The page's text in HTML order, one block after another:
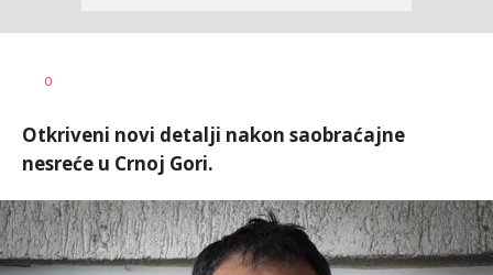
AUTOR
0
Otkriveni novi detalji nakon saobraćajne
nesreće u Crnoj Gori.